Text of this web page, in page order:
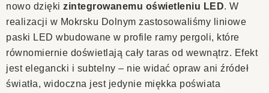
nowo dzięki zintegrowanemu oświetleniu LED. W
realizacji w Mokrsku Dolnym zastosowaliśmy liniowe
paski LED wbudowane w profile ramy pergoli, które
równomiernie doświetlają cały taras od wewnątrz. Efekt
jest elegancki i subtelny – nie widać opraw ani źródeł
światła, widoczna jest jedynie miękka poświata